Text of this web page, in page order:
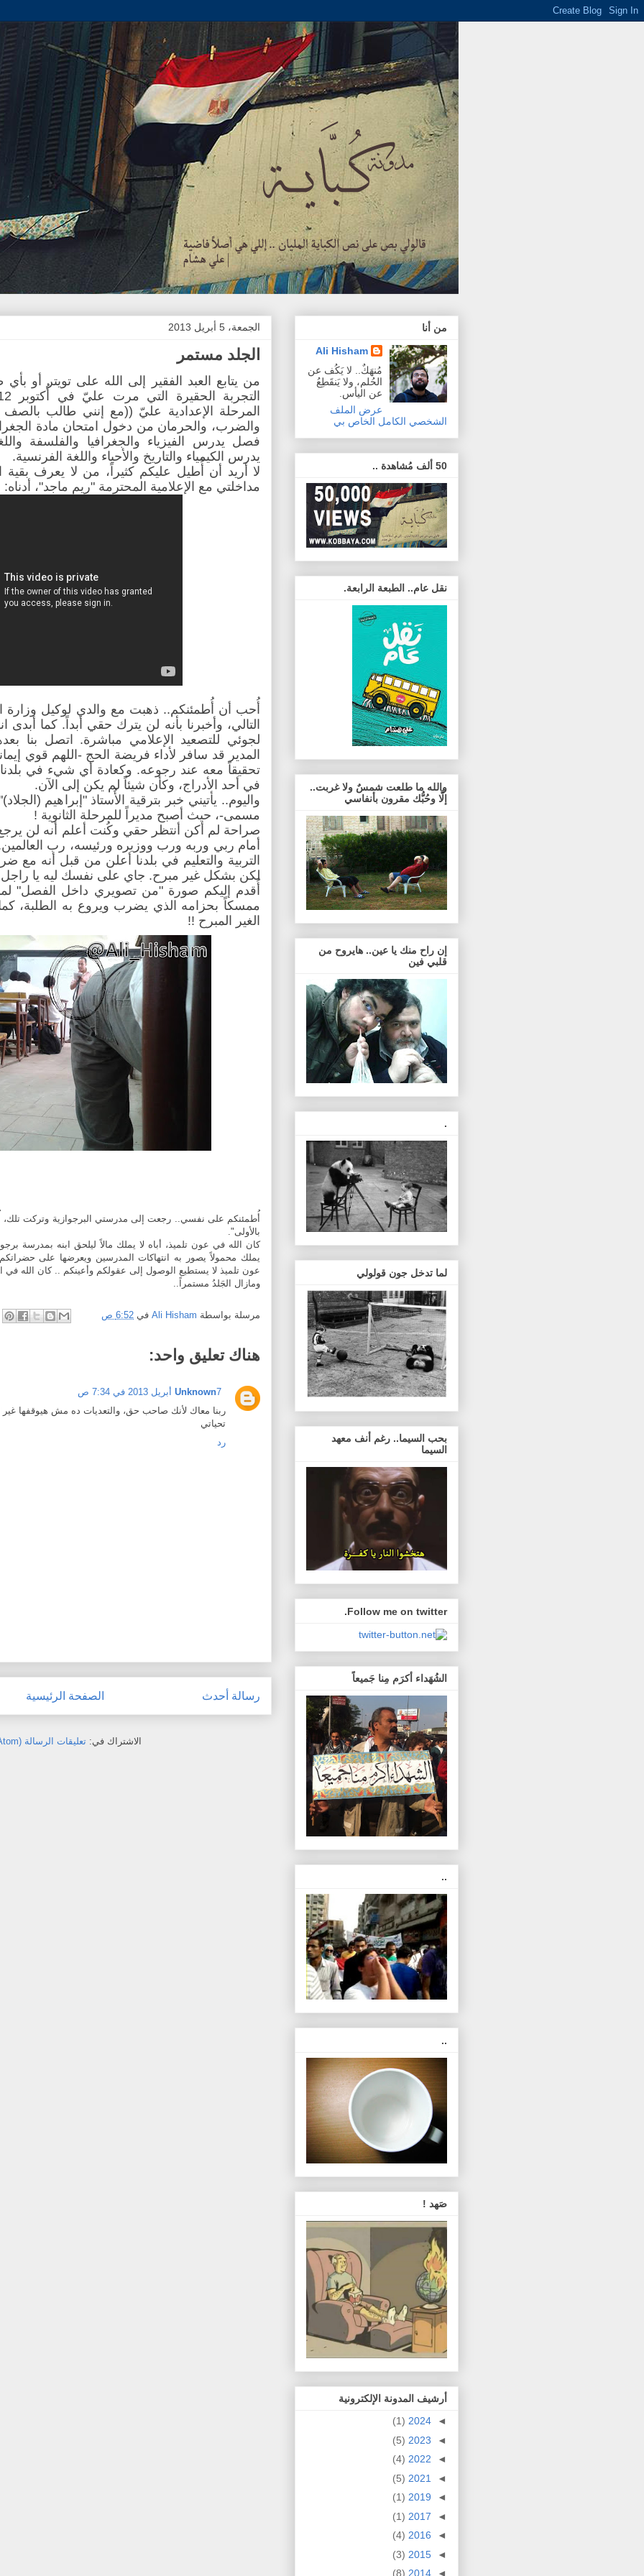
الجمعة، 5 أبريل 2013
الجلد مستمر
من يتابع العبد الفقير إلى الله على تويتر أو
المرحلة الإعدادية عليّ ((مع إنني طالب بالصف
والضرب، والحرمان من دخول امتحان مادة
فصل يدرس الفيزياء والجغرافيا والفلسفة
يدرس الكيمياء والتاريخ والأحياء واللغة الفرنسية.
لا أريد أن أُطيل عليكم كثيراً، من لا يعرف بقية
مداخلتي مع الإعلامية المحترمة "ريم ماجد"، أدناه:
أُحب أن أُطمئنكم.. ذهبت مع والدي لوكيل وزارة
التالي، وأخبرنا بأنه لن يترك حقي أبداً. كما
لجوئي للتصعيد الإعلامي مباشرة. اتصل بنا
المدير قد سافر لأداء فريضة الحج -اللهم قوي
تحقيقاً معه عند رجوعه. وكعادة أي شيء في
في أحد الأدراج، وكأن شيئاً لم يكن إلى الآن.
واليوم.. يأتيني خبر بترقية الأُستاذ "إبراهيم
مسمى-، حيث أصبح مديراً للمرحلة الثانوية !
صراحة لم أكن أنتظر حقي وكُنت أعلم أنه لن يرجع
أمام ربي وربه ورب ووزيره ورئيسه، رب
التربية والتعليم في بلدنا أعلن من قبل أنه مع
لكن بشكل غير مبرح. جاي على نفسك ليه يا
أُقدم إليكم صورة "من تصويري داخل الفصل"
ممسكاً بحزامه الذي يضرب ويروع به الطلبة،
الغير المبرح !!
أُطمئنكم على نفسي.. رجعت إلى مدرستي البرجوازية وتركت تلك،
بالأولى".
كان الله في عون تلميذ، أباه لا يملك مالاً ليلحق ابنه بمدرسة
يملك محمولاً يصور به انتهاكات المدرسين ويعرضها على
عون تلميذ لا يستطيع الوصول إلى عقولكم وأعينكم .. كان الله في
ومازال الجَلدُ مستمراً..
مرسلة بواسطة Ali Hisham في 6:52 ص
هناك تعليق واحد:
Unknown7 أبريل 2013 في 7:34 ص
ربنا معاك ﻷنك صاحب حق، والتعديات ده مش هيوقفها غير
تحياتي
رد
رسالة أحدث الصفحة الرئيسية
الاشتراك في: تعليقات الرسالة (Atom)
من أنا
Ali Hisham
مُنهَكٌ.. لا يَكُف عن
الحُلم، ولا يَنقَطِعُ
عن اليأس.
عرض الملف
الشخصي الكامل الخاص بي
50 ألف مُشاهدة ..
نقل عام.. الطبعة الرابعة.
والله ما طلعت شمسٌ ولا غربت..
إلَّا وحُبُّك مقرون بأنفاسي
إن راح منك يا عين.. هايروح من
قلبي فين
.
لما تدخل جون قولولي
بحب السيما.. رغم أنف معهد
السيما
Follow me on twitter.
الشُهَداء أكرَم مِنا جَميعاً
..
..
صَهد !
أرشيف المدونة الإلكترونية
◄
2024
(1)
◄
2023
(5)
◄
2022
(4)
◄
2021
(5)
◄
2019
(1)
◄
2017
(1)
◄
2016
(4)
◄
2015
(3)
◄
2014
(8)